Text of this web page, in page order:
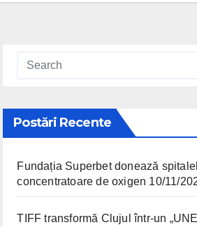
Postări Recente
Fundația Superbet donează
concentratoare de oxigen 10/11/
TIFF transformă Clujul într-un